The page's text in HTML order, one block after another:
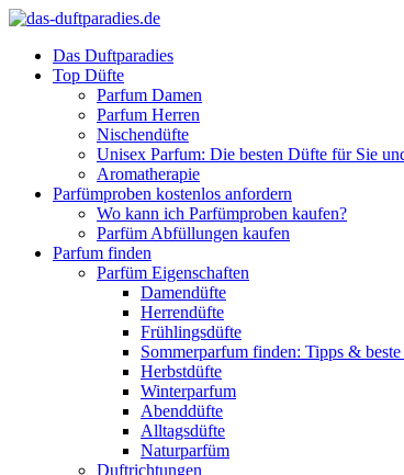
Das Duftparadies
Top Düfte
Parfum Damen
Parfum Herren
Nischendüfte
Unisex Parfum: Die besten Düfte für Sie
Aromatherapie
Parfümproben kostenlos anfordern
Wo kann ich Parfümproben kaufen?
Parfüm Abfüllungen kaufen
Parfum finden
Parfüm Eigenschaften
Damendüfte
Herrendüfte
Frühlingsdüfte
Sommerparfum finden: Tipps &
Herbstdüfte
Winterparfum
Abenddüfte
Alltagsdüfte
Naturparfüm
Duftrichtungen